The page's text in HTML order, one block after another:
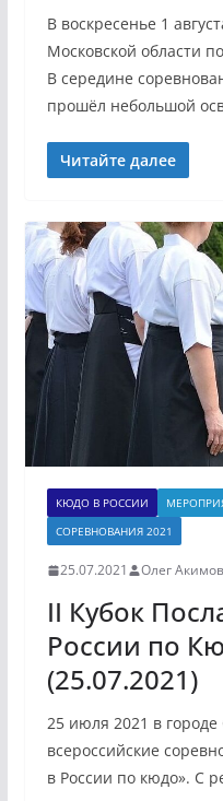
В воскресенье 1
Московской области
В середине
прошёл небольшой
Читайте далее
КЮДО В РОССИИ
СОРЕВНОВАНИЯ 2021
25.07.2021 Олег Акимов
II Кубок
России по
(25.07.2021)
25 июля 2021 в
всероссийские
в России по кюдо». С